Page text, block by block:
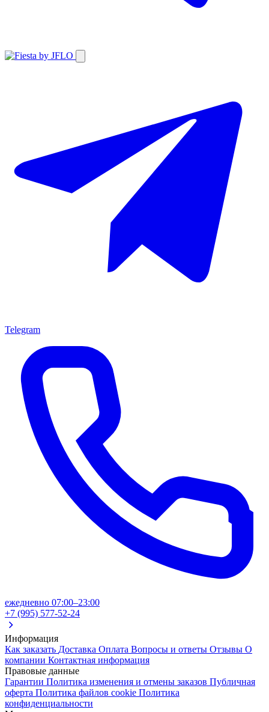
Telegram
ежедневно 07:00–23:00
+7 (995) 577-52-24
Информация
Как заказать Доставка Оплата Вопросы и ответы Отзывы О
компании Контактная информация
Правовые данные
Гарантии Политика изменения и отмены заказов Публичная
оферта Политика файлов cookie Политика
конфиденциальности